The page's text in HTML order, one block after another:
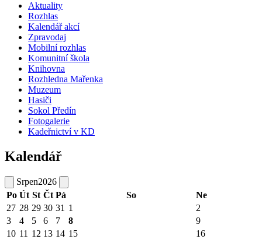
Aktuality
Rozhlas
Kalendář akcí
Zpravodaj
Mobilní rozhlas
Komunitní škola
Knihovna
Rozhledna Mařenka
Muzeum
Hasiči
Sokol Předín
Fotogalerie
Kadeřnictví v KD
Kalendář
Srpen2026
Po Út St Čt Pá So
Ne
27 28 29 30 31 1
2
3
4 5 6 7 8
9
10 11 12 13 14 15
16